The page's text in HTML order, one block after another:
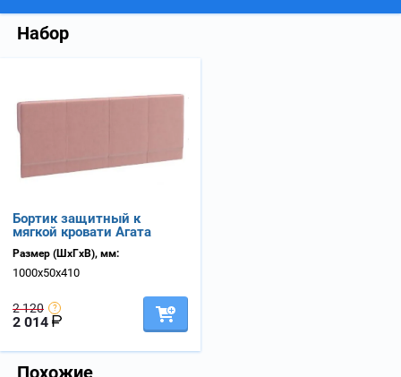
Набор
Бортик защитный к
мягкой кровати Агата
Размер (ШхГхВ), мм:
1000х50х410
2 120
2 014
Похожие